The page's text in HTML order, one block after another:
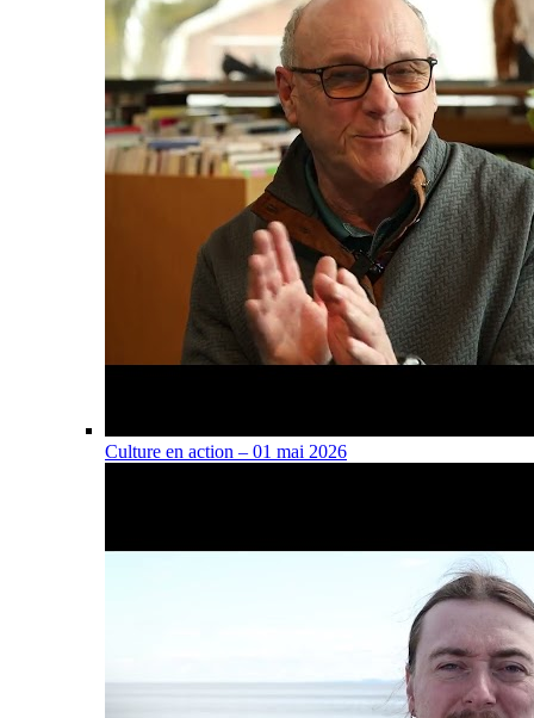
Culture en action – 01 mai 2026